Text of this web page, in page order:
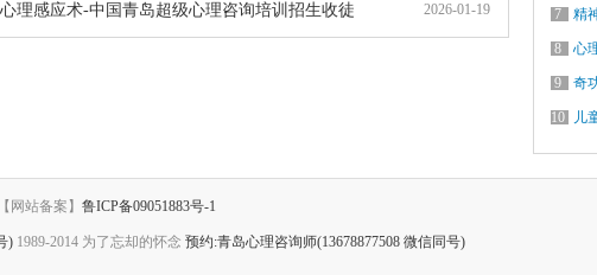
心理感应术-中国青岛超级心理咨询培训招生收徒 2026-01-19 7 精
8 心
9 奇
10 儿
【网站备案】 鲁ICP备09051883号-1
)1989-2014 为了忘却的怀念 预约:青岛心理咨询师(13678877508 微信同号)